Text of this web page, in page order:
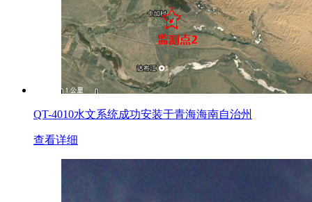
QT-4010水文系统成功安装于青海海南自治州
查看详细